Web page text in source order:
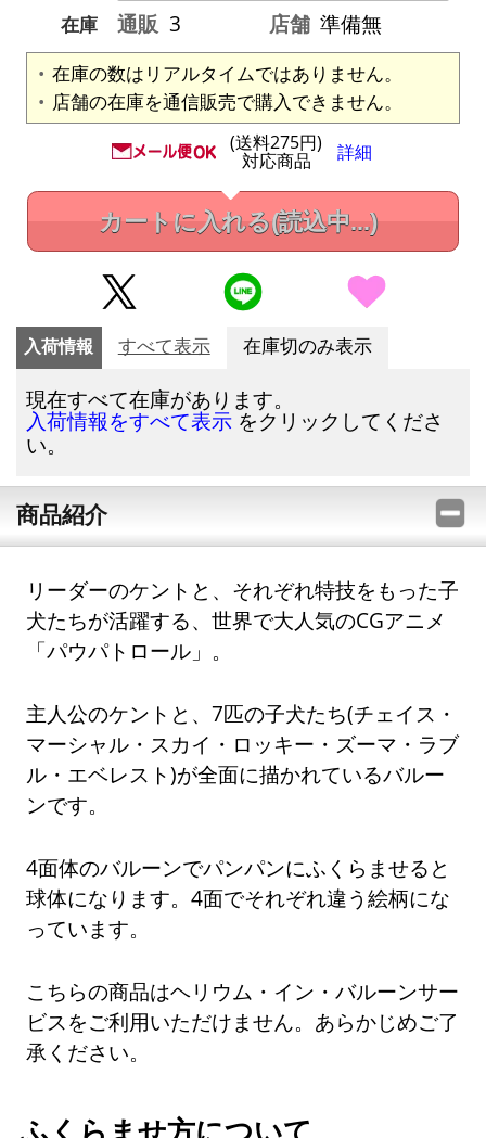
在庫
通販 3 店舗 準備無
在庫の数はリアルタイムではありません。
店舗の在庫を通信販売で購入できません。
(送料275円)
対応商品 詳細
カートに入れる(読込中...)
入荷情報 すべて表示 在庫切のみ表示
現在すべて在庫があります。
入荷情報をすべて表示 をクリックしてくださ
い。
商品紹介
リーダーのケントと、それぞれ特技をもった子
犬たちが活躍する、世界で大人気のCGアニメ
「パウパトロール」。
主人公のケントと、7匹の子犬たち(チェイス・
マーシャル・スカイ・ロッキー・ズーマ・ラブ
ル・エベレスト)が全面に描かれているバルー
ンです。
4面体のバルーンでパンパンにふくらませると
球体になります。4面でそれぞれ違う絵柄にな
っています。
こちらの商品はヘリウム・イン・バルーンサー
ビスをご利用いただけません。あらかじめご了
承ください。